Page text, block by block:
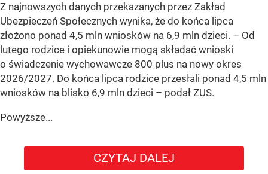
Z najnowszych danych przekazanych przez Zakład
Ubezpieczeń Społecznych wynika, że do końca lipca
złożono ponad 4,5 mln wniosków na 6,9 mln dzieci. – Od
lutego rodzice i opiekunowie mogą składać wnioski
o świadczenie wychowawcze 800 plus na nowy okres
2026/2027. Do końca lipca rodzice przesłali ponad 4,5 mln
wniosków na blisko 6,9 mln dzieci – podał ZUS.
Powyższe...
CZYTAJ DALEJ